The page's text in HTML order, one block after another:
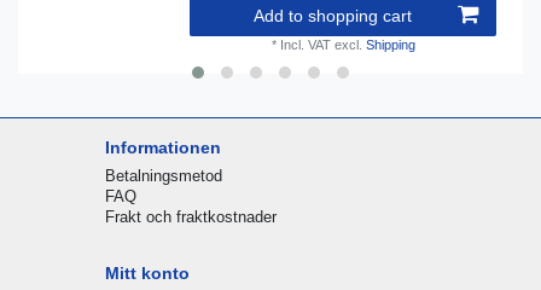
Add to shopping cart
* Incl. VATexcl. Shipping
Informationen
Betalningsmetod
FAQ
Frakt och fraktkostnader
Mitt konto